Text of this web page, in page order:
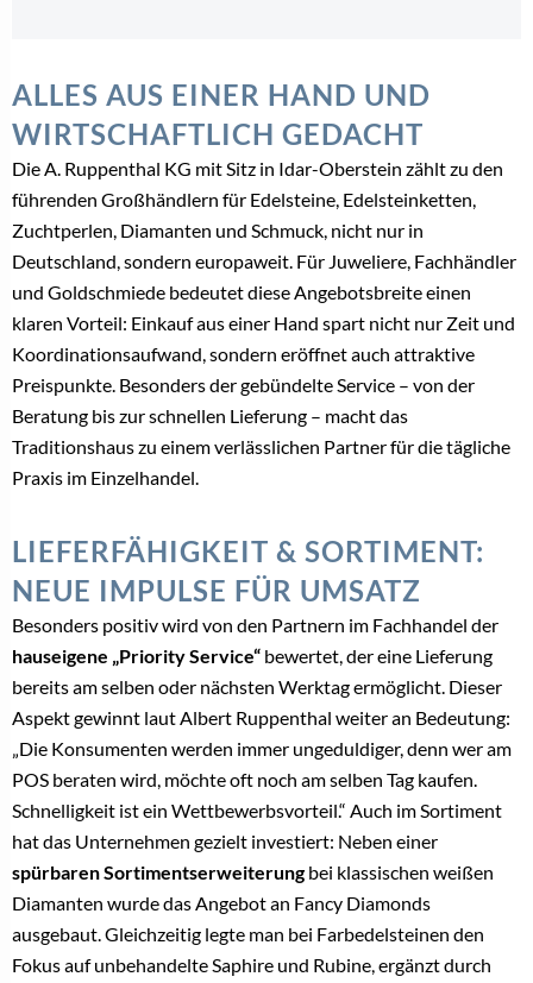
ALLES AUS EINER HAND UND
WIRTSCHAFTLICH GEDACHT
Die A. Ruppenthal KG mit Sitz in Idar-Oberstein zählt zu den
führenden Großhändlern für Edelsteine, Edelsteinketten,
Zuchtperlen, Diamanten und Schmuck, nicht nur in
Deutschland, sondern europaweit. Für Juweliere, Fachhändler
und Goldschmiede bedeutet diese Angebotsbreite einen
klaren Vorteil: Einkauf aus einer Hand spart nicht nur Zeit und
Koordinationsaufwand, sondern eröffnet auch attraktive
Preispunkte. Besonders der gebündelte Service – von der
Beratung bis zur schnellen Lieferung – macht das
Traditionshaus zu einem verlässlichen Partner für die tägliche
Praxis im Einzelhandel.
LIEFERFÄHIGKEIT & SORTIMENT:
NEUE IMPULSE FÜR UMSATZ
Besonders positiv wird von den Partnern im Fachhandel der
hauseigene „Priority Service“ bewertet, der eine Lieferung
bereits am selben oder nächsten Werktag ermöglicht. Dieser
Aspekt gewinnt laut Albert Ruppenthal weiter an Bedeutung:
„Die Konsumenten werden immer ungeduldiger, denn wer am
POS beraten wird, möchte oft noch am selben Tag kaufen.
Schnelligkeit ist ein Wettbewerbsvorteil.“ Auch im Sortiment
hat das Unternehmen gezielt investiert: Neben einer
spürbaren Sortimentserweiterungbei klassischen weißen
Diamanten wurde das Angebot an Fancy Diamonds
ausgebaut. Gleichzeitig legte man bei Farbedelsteinen den
Fokus auf unbehandelte Saphire und Rubine, ergänzt durch